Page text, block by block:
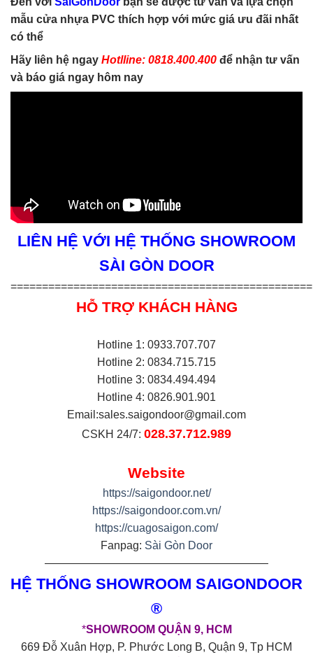
mẫu cửa nhựa PVC thích hợp với mức giá ưu đãi nhất
có thể
Hãy liên hệ ngay Hotlline: 0818.400.400 để nhận tư vấn
và báo giá ngay hôm nay
LIÊN HỆ VỚI HỆ THỐNG SHOWROOM
SÀI GÒN DOOR
================================================
HỖ TRỢ KHÁCH HÀNG
Hotline 1: 0933.707.707
Hotline 2: 0834.715.715
Hotline 3: 0834.494.494
Hotline 4: 0826.901.901
Email:sales.saigondoor@gmail.com
CSKH 24/7: 028.37.712.989
Website
https://saigondoor.net/
https://saigondoor.com.vn/
https://cuagosaigon.com/
Fanpag: Sài Gòn Door
————————————————————
HỆ THỐNG SHOWROOM SAIGONDOOR
®
*SHOWROOM QUẬN 9, HCM
669 Đỗ Xuân Hợp, P. Phước Long B, Quận 9, Tp HCM